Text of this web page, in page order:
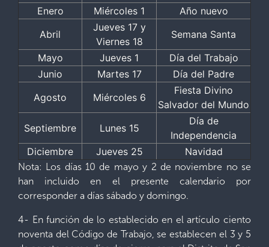
Enero
Miércoles 1
Año nuevo
Abril
Jueves 17 y
Viernes 18
Semana Santa
Mayo
Jueves 1
Día del Trabajo
Junio
Martes 17
Día del Padre
Agosto
Miércoles 6
Fiesta Divino
Salvador del Mundo
Septiembre
Lunes 15
Día de
Independencia
Diciembre
Jueves 25 Navidad
Nota: Los días 10 de mayo y 2 de noviembre no se
han incluido en el presente calendario por
corresponder a días sábado y domingo.
4- En función de lo establecido en el artículo ciento
noventa del Código de Trabajo, se establecen el 3 y 5